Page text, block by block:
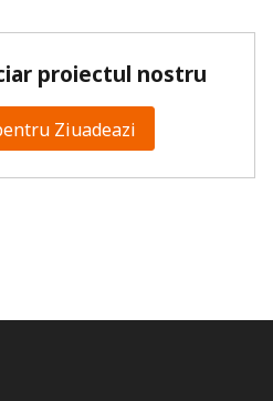
proiectul nostru
Ziuadeazi